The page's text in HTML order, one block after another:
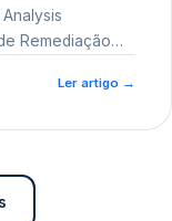
Remediação
Ler artigo →